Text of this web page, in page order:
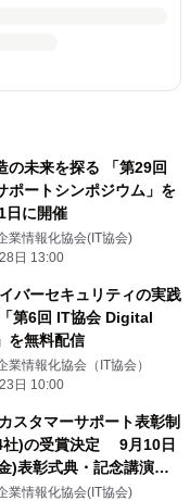
の未来を探る 「第29回
ポートシンポジウム」を
日に開催
業情報化協会(IT協会)
日 13:00
バーセキュリティの実践
第6回 IT協会 Digital
を無料配信
業情報化協会（IT協会）
日 10:00
スタマーサポート表彰制
社)の受賞決定 9月10日
)表彰式典・記念講演を
業情報化協会(IT協会)